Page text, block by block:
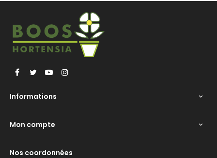
Facebook
Twitter YouTube
Informations 
Mon compte 
Nos coordonnées